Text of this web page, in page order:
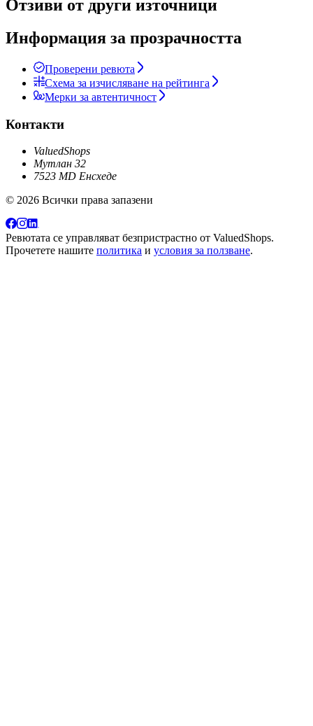
Отзиви от други източници
Информация за прозрачността
Проверени ревюта
Схема за изчисляване на рейтинга
Мерки за автентичност
Контакти
ValuedShops
Мутлан 32
7523 MD Енсхеде
© 2026 Всички права запазени
Ревютата се управляват безпристрастно от ValuedShops.
Прочетете нашите политика и условия за ползване.